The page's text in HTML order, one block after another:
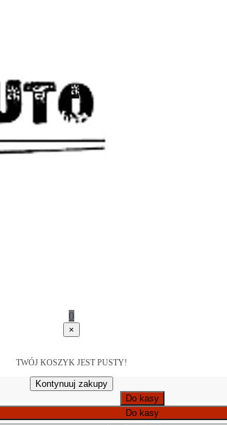
0
×
TWÓJ KOSZYK JEST PUSTY!
Kontynuuj zakupy
Do kasy
Do kasy